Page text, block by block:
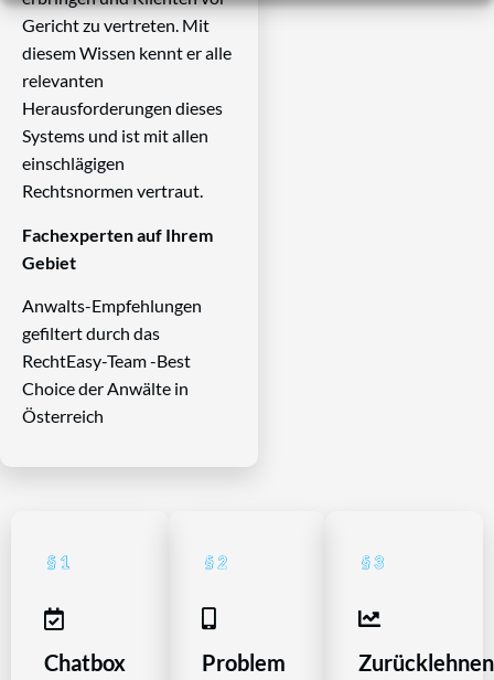
Gericht zu vertreten. Mit
diesem Wissen kennt er alle
relevanten
Herausforderungen dieses
Systems und ist mit allen
einschlägigen
Rechtsnormen vertraut.
Fachexperten auf Ihrem
Gebiet
Anwalts-Empfehlungen
gefiltert durch das
RechtEasy-Team -Best
Choice der Anwälte in
Österreich
Chatbox
Problem
Zurücklehnen